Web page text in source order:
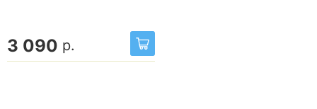
3 090 р.